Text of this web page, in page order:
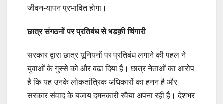
जीवन-यापन प्रभावित होगा।
छात्र संगठनों पर प्रतिबंध से भडक़ी चिंगारी
सरकार द्वारा छात्र यूनियनों पर प्रतिबंध लगाने की पहल ने
युवाओं के गुस्से को और बढ़ा दिया है। छात्र नेताओं का आरोप
है कि यह उनके लोकतांत्रिक अधिकारों का हनन है और
सरकार संवाद के बजाय दमनकारी रवैया अपना रही है। देशभर